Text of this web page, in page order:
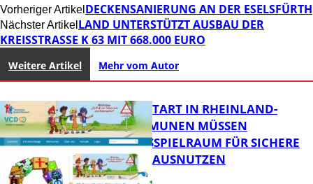
Vorheriger Artikel DECKENSANIERUNG AN DER ESELSFÜRTH
Nächster Artikel LAND UNTERSTÜTZT AUSBAU DER
KREISSTRASSE K 63 MIT 668.000 EURO
Weitere Artikel Mehr vom Autor
ZUM SCHULSTART IN RHEINLAND-
PFALZ: KOMMUNEN MÜSSEN
HANDLUNGSSPIELRAUM FÜR SICHERE
SCHULWEGE AUSNUTZEN